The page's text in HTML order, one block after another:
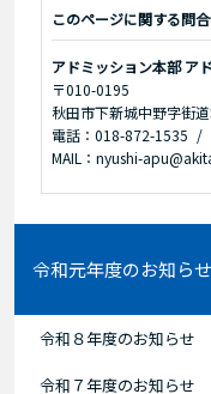
このページに関する問
アドミッション本部 ア
〒010-0195
秋田市下新城中野字街
電話：018-872-1535
MAIL：nyushi-
令和元年度のお知らせ
令和８年度のお知らせ
令和７年度のお知らせ